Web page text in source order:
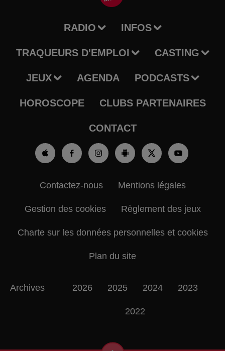
RADIO INFOS
TRAQUEURS D'EMPLOI CASTING
JEUX AGENDA PODCASTS
HOROSCOPE CLUBS PARTENAIRES
CONTACT
Contactez-nous Mentions légales
Gestion des cookies Règlement des jeux
Charte sur les données personnelles et cookies
Plan du site
Archives 2026 2025 2024 2023
2022